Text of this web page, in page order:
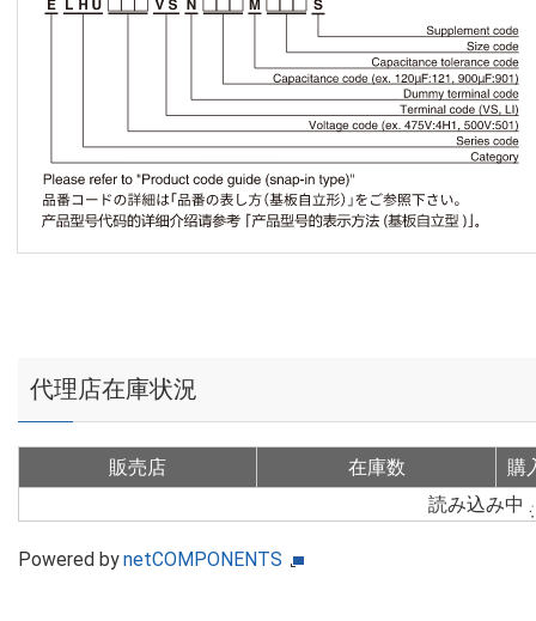
代理店在庫状況
販売店 在庫数
購
読み込み中
Powered bynetCOMPONENTS